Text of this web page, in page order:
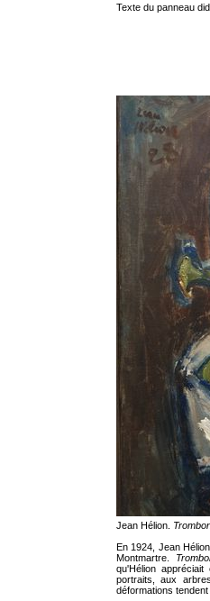
Texte du panneau
Jean Hélion.
En 1924, Jean
Montmartre.
qu'Hélion
portraits, aux
déformations